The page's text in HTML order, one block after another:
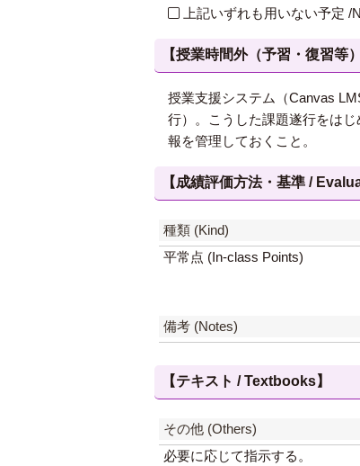
上記いずれも用いない予定 /
【授業時間外（予習・復習
授業支援システム（Canvas
行）。こうした課題遂行をは
報を管理しておくこと。
【成績評価方法・基準 /
種類 (Kind)
平常点 (In-class Points)
備考 (Notes)
【テキスト / Textbooks】
その他 (Others)
必要に応じて指示する。